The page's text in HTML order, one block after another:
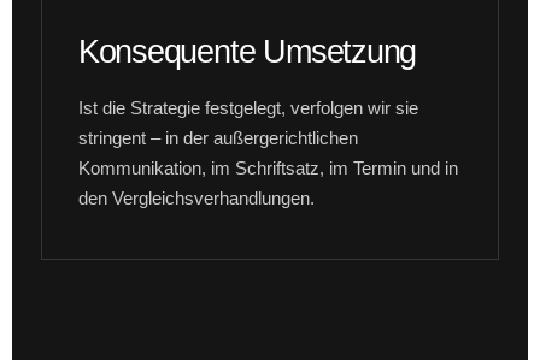
Konsequente Umsetzung
Ist die Strategie festgelegt, verfolgen wir sie
stringent – in der außergerichtlichen
Kommunikation, im Schriftsatz, im Termin und in
den Vergleichsverhandlungen.